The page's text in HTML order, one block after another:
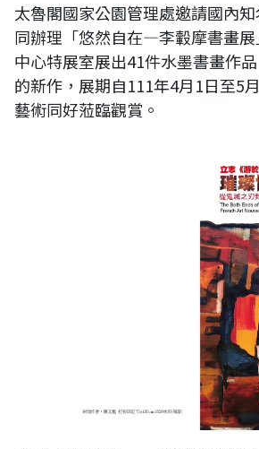
太魯閣國家公園管理處邀請國內
同辦理「悠然自在—李轂摩書畫
中心特展室展出41件水墨書畫作
的新作，展期自111年4月1日至5
藝術同好蒞臨觀賞。